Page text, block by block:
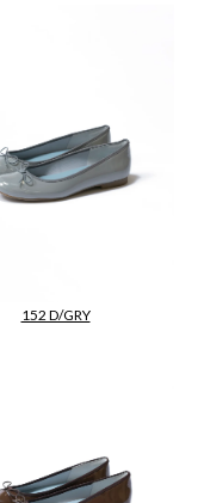
152 D/GRY